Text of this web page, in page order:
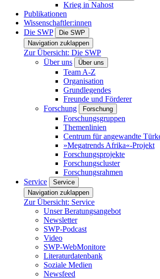
Krieg in Nahost
Publikationen
Wissenschaftler:innen
Die SWP
Die SWP
Navigation zuklappen
Zur Übersicht: Die SWP
Über uns
Über uns
Team A-Z
Organisation
Grundlegendes
Freunde und Förderer
Forschung
Forschung
Forschungsgruppen
Themenlinien
Centrum für angewandte
»Megatrends Afrika«-Projekt
Forschungsprojekte
Forschungscluster
Forschungsrahmen
Service
Service
Navigation zuklappen
Zur Übersicht: Service
Unser Beratungsangebot
Newsletter
SWP-Podcast
Video
SWP-WebMonitore
Literaturdatenbank
Soziale Medien
Newsfeed